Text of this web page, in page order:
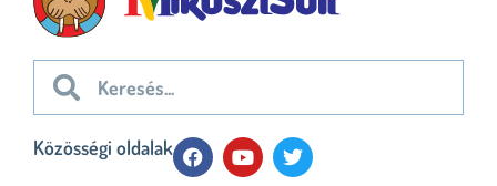
Közösségi oldalak